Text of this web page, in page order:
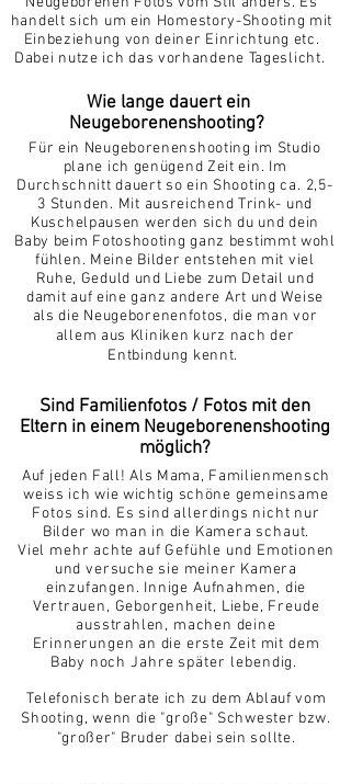
handelt sich um ein Homestory-Shooting mit
Einbeziehung von deiner Einrichtung etc.
Dabei nutze ich das vorhandene Tageslicht.
Wie lange dauert ein
Neugeborenenshooting?
Für ein Neugeborenenshooting im Studio
plane ich genügend Zeit ein. Im
Durchschnitt dauert so ein Shooting ca. 2,5-
3 Stunden. Mit ausreichend Trink- und
Kuschelpausen werden sich du und dein
Baby beim Fotoshooting ganz bestimmt wohl
fühlen. Meine Bilder entstehen mit viel
Ruhe, Geduld und Liebe zum Detail und
damit auf eine ganz andere Art und Weise
als die Neugeborenenfotos, die man vor
allem aus Kliniken kurz nach der
Entbindung kennt.
Sind Familienfotos / Fotos mit den
Eltern in einem Neugeborenenshooting
möglich?
Auf jeden Fall! Als Mama, Familienmensch
weiss ich wie wichtig schöne gemeinsame
Fotos sind. Es sind allerdings nicht nur
Bilder wo man in die Kamera schaut.
Viel mehr achte auf Gefühle und Emotionen
und versuche sie meiner Kamera
einzufangen. Innige Aufnahmen, die
Vertrauen, Geborgenheit, Liebe, Freude
ausstrahlen, machen deine
Erinnerungen an die erste Zeit mit dem
Baby noch Jahre später lebendig.
Telefonisch berate ich zu dem Ablauf vom
Shooting, wenn die "große" Schwester bzw.
"großer" Bruder dabei sein sollte.